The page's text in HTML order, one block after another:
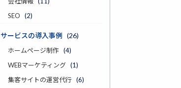
SEO
(2)
サービスの導入事例 (26)
ホームページ制作
(4)
WEBマーケティング (1)
集客サイトの運営代行 (6)